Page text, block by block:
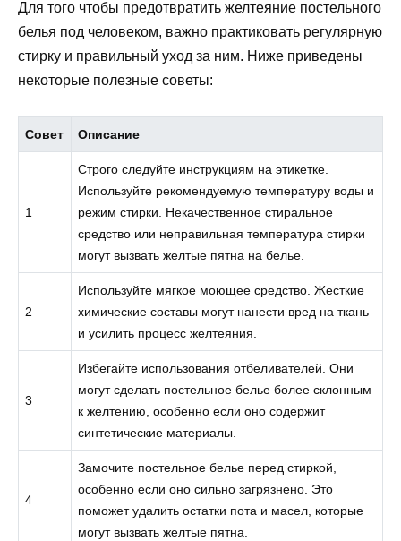
Для того чтобы предотвратить желтеяние постельного
белья под человеком, важно практиковать регулярную
стирку и правильный уход за ним. Ниже приведены
некоторые полезные советы:
Совет Описание
1
Строго следуйте инструкциям на этикетке.
Используйте рекомендуемую температуру воды и
режим стирки. Некачественное стиральное
средство или неправильная температура стирки
могут вызвать желтые пятна на белье.
2
Используйте мягкое моющее средство. Жесткие
химические составы могут нанести вред на ткань
и усилить процесс желтеяния.
3
Избегайте использования отбеливателей. Они
могут сделать постельное белье более склонным
к желтению, особенно если оно содержит
синтетические материалы.
4
Замочите постельное белье перед стиркой,
особенно если оно сильно загрязнено. Это
поможет удалить остатки пота и масел, которые
могут вызвать желтые пятна.